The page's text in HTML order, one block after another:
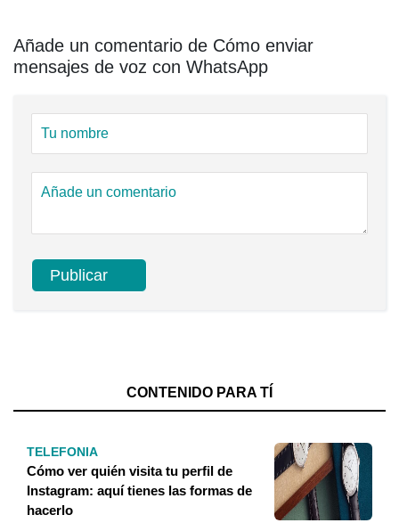
Añade un comentario de Cómo enviar
mensajes de voz con WhatsApp
CONTENIDO PARA TÍ
TELEFONIA
Cómo ver quién visita tu perfil de
Instagram: aquí tienes las formas de
hacerlo